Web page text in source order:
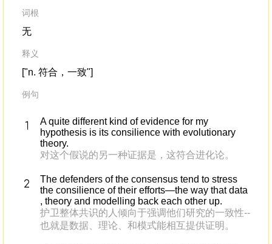
词根
无
释义
["n. 符合，一致"]
例句
A quite different kind of evidence for my
hypothesis is its consilience with evolutionary
theory.
对这个假说的另一种证据是，这符合进化论。
The defenders of the consensus tend to stress
the consilience of their efforts—the way that data
, theory and modelling back each other up.
护卫整体共识的人倾向于强调他们研究的一致性--
也就是数据、理论、和模式能相互提供证明。